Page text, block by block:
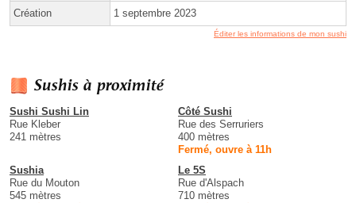
Création 1 septembre 2023
Éditer les informations de mon sushi
Sushis à proximité
Sushi Sushi Lin
Rue Kleber
241 mètres
Côté Sushi
Rue des Serruriers
400 mètres
Fermé, ouvre à 11h
Sushia
Rue du Mouton
545 mètres
Le 5S
Rue d'Alspach
710 mètres